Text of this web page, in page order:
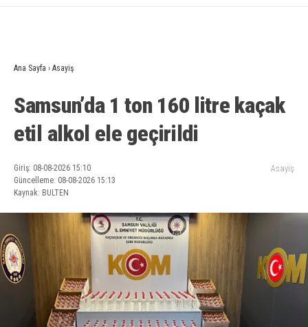
Ana Sayfa › Asayiş
Samsun’da 1 ton 160 litre kaçak
etil alkol ele geçirildi
Giriş: 08-08-2026 15:10
Güncelleme: 08-08-2026 15:13
Kaynak: BULTEN
Asayiş